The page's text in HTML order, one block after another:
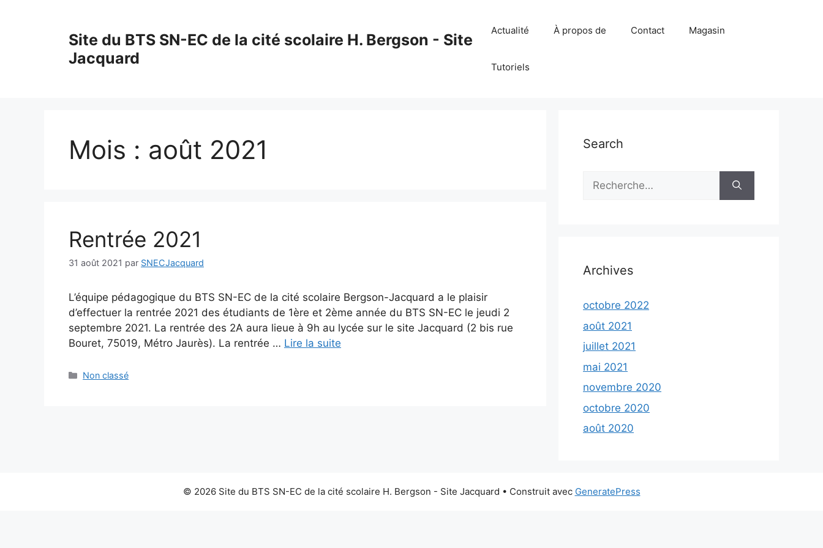
Site du BTS SN-EC de la cité scolaire H. Bergson - Site
Jacquard
Actualité À propos de Contact Magasin
Tutoriels
Mois : août 2021
Rentrée 2021
31 août 2021 par SNECJacquard
L’équipe pédagogique du BTS SN-EC de la cité scolaire Bergson-Jacquard a le plaisir
d’effectuer la rentrée 2021 des étudiants de 1ère et 2ème année du BTS SN-EC le jeudi 2
septembre 2021. La rentrée des 2A aura lieue à 9h au lycée sur le site Jacquard (2 bis rue
Bouret, 75019, Métro Jaurès). La rentrée … Lire la suite
Catégories
Non classé
Search
Rechercher :
Archives
octobre 2022
août 2021
juillet 2021
mai 2021
novembre 2020
octobre 2020
août 2020
© 2026 Site du BTS SN-EC de la cité scolaire H. Bergson - Site Jacquard • Construit avec GeneratePress